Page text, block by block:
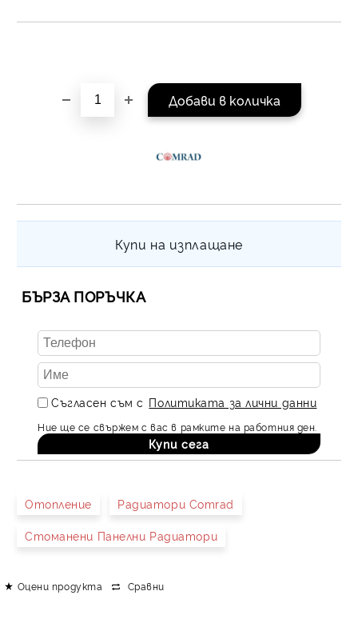
Купи на изплащане
БЪРЗА ПОРЪЧКА
Съгласен съм с Политиката за лични данни
Ние ще се свържем с вас в рамките на работния ден.
Отопление Радиатори Comrad
Стоманени Панелни Радиатори
Оцени продукта Сравни